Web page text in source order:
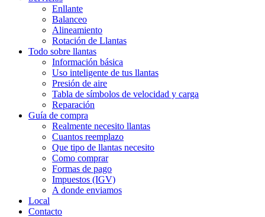
Enllante
Balanceo
Alineamiento
Rotación de Llantas
Todo sobre llantas
Información básica
Uso inteligente de tus llantas
Presión de aire
Tabla de símbolos de velocidad y carga
Reparación
Guía de compra
Realmente necesito llantas
Cuantos reemplazo
Que tipo de llantas necesito
Como comprar
Formas de pago
Impuestos (IGV)
A donde enviamos
Local
Contacto